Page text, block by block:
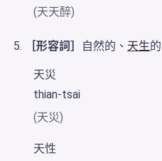
(天天醉)
［形容詞］ 自然的、 天生
天災
thian-tsai
(天災)
天性